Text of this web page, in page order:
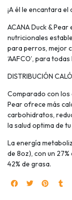
¡A él le encantara
ACANA Duck &
nutricionales
para perros, mejor
‘AAFCO’, para
DISTRIBUCIÓN
Comparado con los
Pear ofrece más
carbohidratos,
la salud optima de
La energía
de 8oz), con un
42% de grasa.